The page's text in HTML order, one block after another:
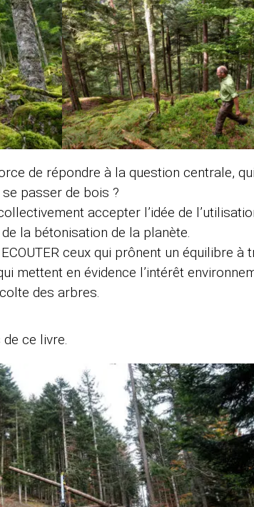
de répondre à la question centrale,
se passer de bois ?
accepter l’idée de
la bétonisation de la planète.
ceux qui prônent un équilibre à
mettent en évidence l’intérêt
des arbres.
ce livre.